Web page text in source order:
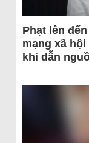
Phạt lên
mạng xã
khi dẫn